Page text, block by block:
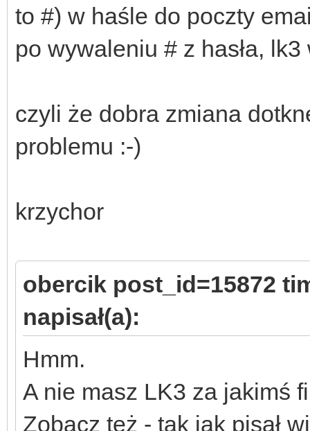
to #) w haśle do poczty
po wywaleniu # z hasła,
czyli że dobra zmiana
problemu :-)
krzychor
obercik post_id=15872
napisał(a):
Hmm.
A nie masz LK3 za jakimś
Zobacz też - tak jak pisał